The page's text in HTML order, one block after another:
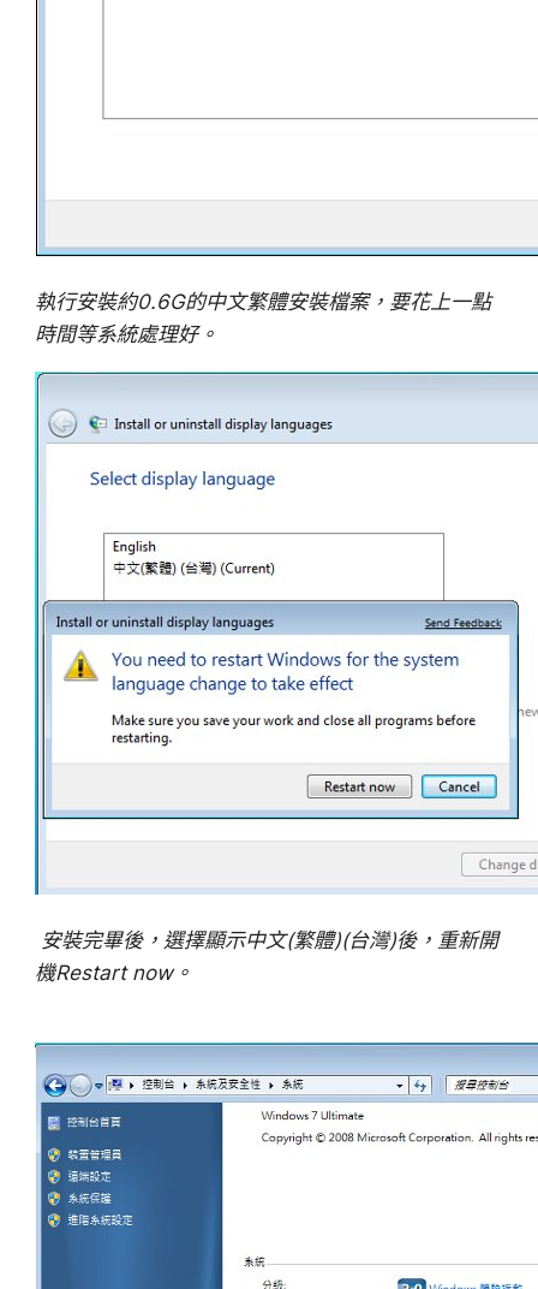
執行安裝約0.6G的中文繁體安裝檔案，要花上一點
時間等系統處理好。
安裝完畢後，選擇顯示中文(繁體)(台灣)後，重新開
機Restart now。